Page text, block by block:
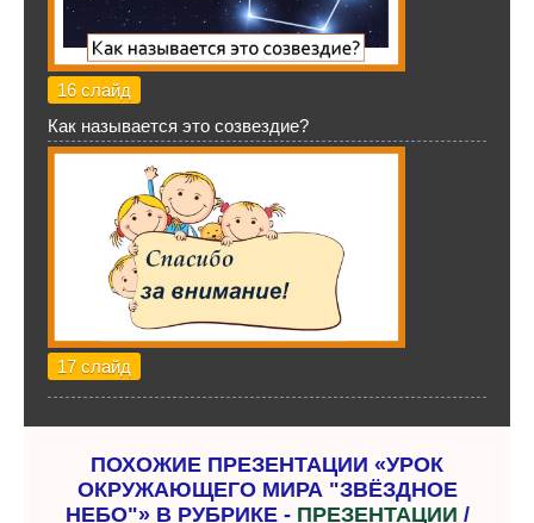
16 слайд
Как называется это созвездие?
17 слайд
ПОХОЖИЕ ПРЕЗЕНТАЦИИ «УРОК
ОКРУЖАЮЩЕГО МИРА "ЗВЁЗДНОЕ
НЕБО"» В РУБРИКЕ - ПРЕЗЕНТАЦИИ /